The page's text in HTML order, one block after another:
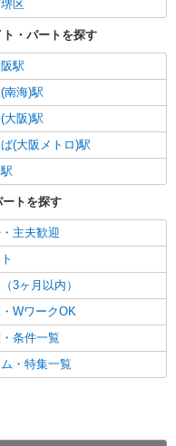
区
・パートを探す
駅
南海)駅
大阪)駅
(大阪メトロ)駅
トを探す
主夫歓迎
3ヶ月以内）
WワークOK
条件一覧
・特集一覧